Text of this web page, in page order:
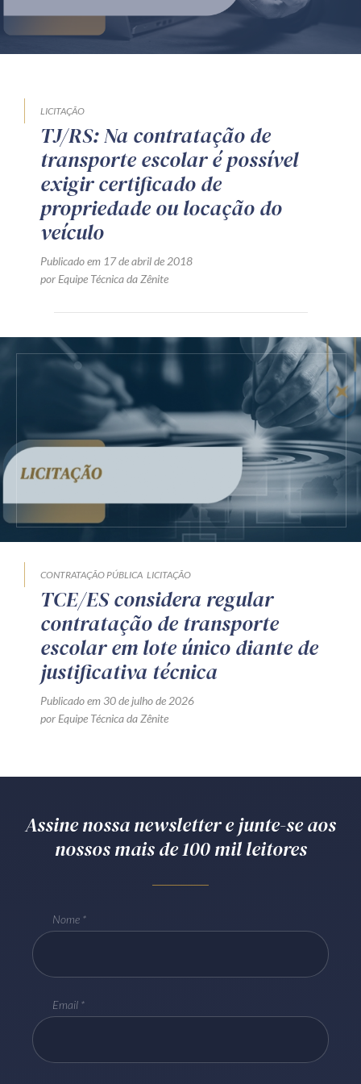
Produtos e serviços
Mentoria Zênite
Capacitação
Eventos presenciais
Zênite in Company
Diferenciais
Receba por RSS
Av. Sete de Setembro, 4698
Batel
80240-000
Telefone (41) 2109-8666
Whatsapp (41) 98881-6616
LICITAÇÃO
TJ/RS: Na contratação de
transporte escolar é possível
exigir certificado de
propriedade ou locação do
veículo
Publicado em 17 de abril de 2018
por Equipe Técnica da Zênite
CONTRATAÇÃO PÚBLICA LICITAÇÃO
TCE/ES considera regular
contratação de transporte
escolar em lote único diante de
justificativa técnica
Publicado em 30 de julho de 2026
por Equipe Técnica da Zênite
Assine nossa newsletter e junte-se aos
nossos mais de 100 mil leitores
Nome
Email